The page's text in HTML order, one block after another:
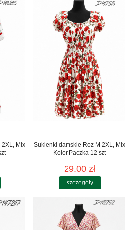
2XL, Mix
Sukienki damskie Roz M-2XL, Mix
Kolor Paczka 12 szt
29.00 zł
szczegóły